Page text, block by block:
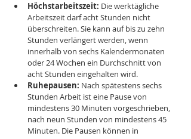
Höchstarbeitszeit: Die werktägliche
Arbeitszeit darf acht Stunden nicht
überschreiten. Sie kann auf bis zu zehn
Stunden verlängert werden, wenn
innerhalb von sechs Kalendermonaten
oder 24 Wochen ein Durchschnitt von
acht Stunden eingehalten wird.
Ruhepausen: Nach spätestens sechs
Stunden Arbeit ist eine Pause von
mindestens 30 Minuten vorgeschrieben,
nach neun Stunden von mindestens 45
Minuten. Die Pausen können in